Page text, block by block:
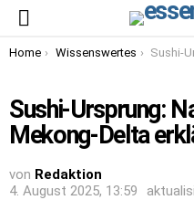
You are here:
Home Wissenswertes Sushi-Ursprung:
Sushi-Ursprung:
Mekong-Delta
von Redaktion
4. August 2025, 13:59